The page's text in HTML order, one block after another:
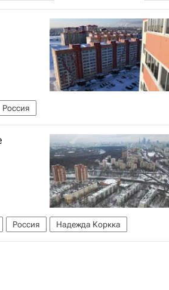
Москвы
Россия
Россия Надежда Коркка